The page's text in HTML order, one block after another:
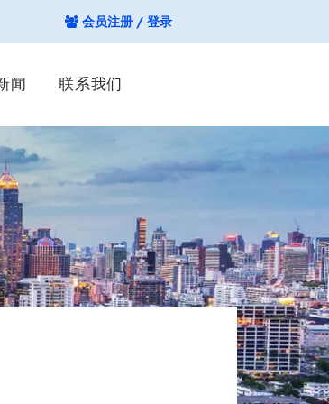
会员注册 / 登录
闻 联系我们